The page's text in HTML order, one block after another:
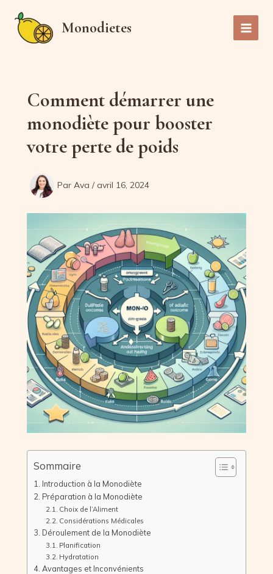
contenu
Monodietes
Main
Comment démarrer une
monodiète pour booster
votre perte de poids
Par Ava /avril 16, 2024
Sommaire
Introduction à la Monodiète
Préparation à la Monodiète
Choix de l’Aliment
Considérations Médicales
Déroulement de la Monodiète
Planification
Hydratation
Avantages et Inconvénients